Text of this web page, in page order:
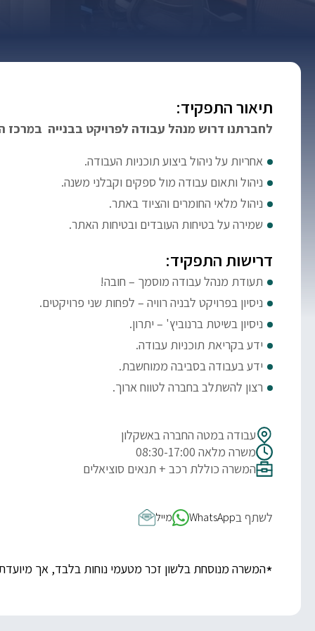
תיאור התפקיד:
לחברתנו דרוש מנהל עבודה לפרויקט בבנייה במרכז
אחריות על ניהול ביצוע תוכניות העבודה.
ניהול ותאום עבודה מול ספקים וקבלני משנה.
ניהול מלאי החומרים והציוד באתר.
שמירה על בטיחות העובדים ובטיחות האתר.
דרישות התפקיד:
תעודת מנהל עבודה מוסמך – חובה!
ניסיון בפרויקט לבניה רוויה – לפחות שני פרויקטים.
ניסיון בשיטת ברנוביץ' – יתרון.
ידע בקריאת תוכניות עבודה.
ידע בעבודה בסביבה ממוחשבת.
רצון להשתלב בחברה לטווח ארוך.
עבודה במטה החברה באשקלון
משרה מלאה 08:30-17:00
המשרה כוללת רכב + תנאים סוציאלים
לשתף בWhatsApp מייל
*המשרה מנוסחת בלשון זכר מטעמי נוחות בלבד, אך